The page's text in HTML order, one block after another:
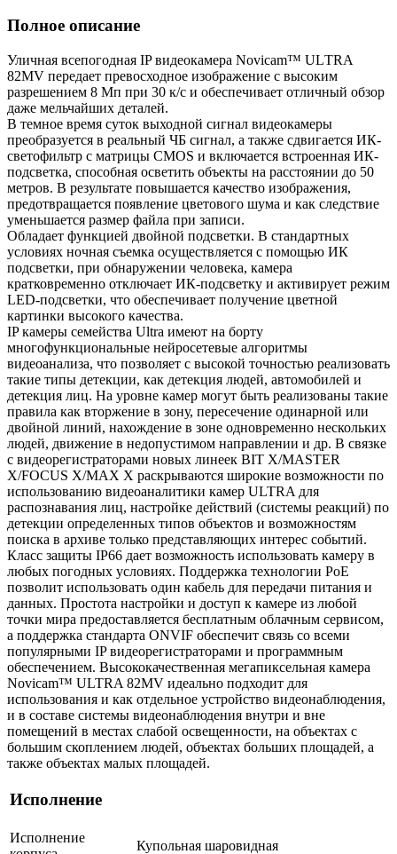
Полное описание
Уличная всепогодная IP видеокамера Novicam™ ULТRA
82МV передает превосходное изображение с высоким
разрешением 8 Мп при 30 к/с и обеспечивает отличный обзор
даже мельчайших деталей.
В темное время суток выходной сигнал видеокамеры
преобразуется в реальный ЧБ сигнал, а также сдвигается ИК-
светофильтр с матрицы CMOS и включается встроенная ИК-
подсветка, способная осветить объекты на расстоянии до 50
метров. В результате повышается качество изображения,
предотвращается появление цветового шума и как следствие
уменьшается размер файла при записи.
Обладает функцией двойной подсветки. В стандартных
условиях ночная съемка осуществляется с помощью ИК
подсветки, при обнаружении человека, камера
кратковременно отключает ИК-подсветку и активирует режим
LED-подсветки, что обеспечивает получение цветной
картинки высокого качества.
IP камеры семейства Ultra имеют на борту
многофункциональные нейросетевые алгоритмы
видеоанализа, что позволяет с высокой точностью реализовать
такие типы детекции, как детекция людей, автомобилей и
детекция лиц. На уровне камер могут быть реализованы такие
правила как вторжение в зону, пересечение одинарной или
двойной линий, нахождение в зоне одновременно нескольких
людей, движение в недопустимом направлении и др. В связке
с видеорегистраторами новых линеек BIT X/MASTER
X/FOCUS X/MAX X раскрываются широкие возможности по
использованию видеоаналитики камер ULTRA для
распознавания лиц, настройке действий (системы реакций) по
детекции определенных типов объектов и возможностям
поиска в архиве только представляющих интерес событий.
Класс защиты IР66 дает возможность использовать камеру в
любых погодных условиях. Поддержка технологии РоЕ
позволит использовать один кабель для передачи питания и
данных. Простота настройки и доступ к камере из любой
точки мира предоставляется бес­платным облачным сервисом,
а поддержка стандарта ONVIF обеспечит связь со всеми
популярными IP видеорегистраторами и программным
обеспечением. Высококачественная мегапиксельная камера
Novicam™ ULTRA 82МV идеально подходит для
использования и как отдельное устройство видеонаблюдения,
и в составе системы видеонаблюдения внутри и вне
помещений в местах слабой освещенности, на объектах с
большим скоплением людей, объектах больших площадей, а
также объектах малых площадей.
Исполнение
Исполнение
Купольная шаровидная